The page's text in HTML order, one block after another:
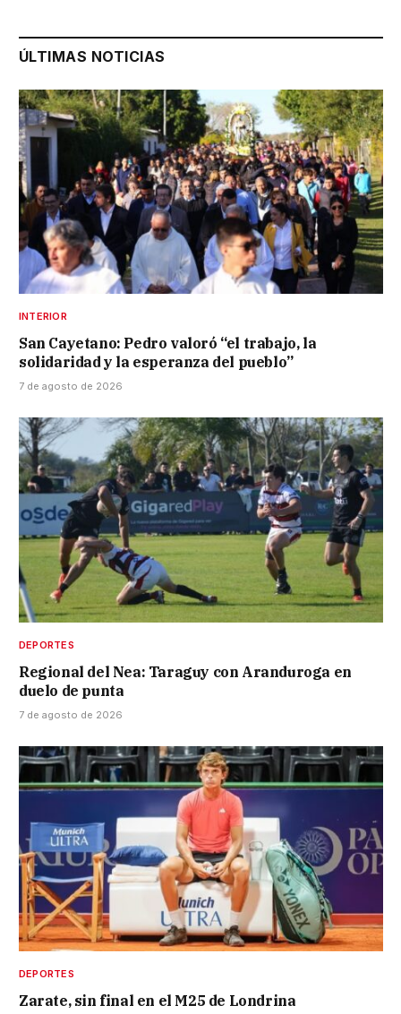
ÚLTIMAS NOTICIAS
INTERIOR
San Cayetano: Pedro valoró “el trabajo, la
solidaridad y la esperanza del pueblo”
7 de agosto de 2026
DEPORTES
Regional del Nea: Taraguy con Aranduroga en
duelo de punta
7 de agosto de 2026
DEPORTES
Zarate, sin final en el M25 de Londrina